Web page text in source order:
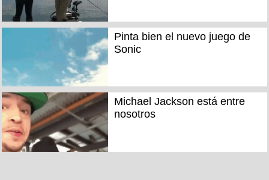
Pinta bien el nuevo juego de
Sonic
Michael Jackson está entre
nosotros